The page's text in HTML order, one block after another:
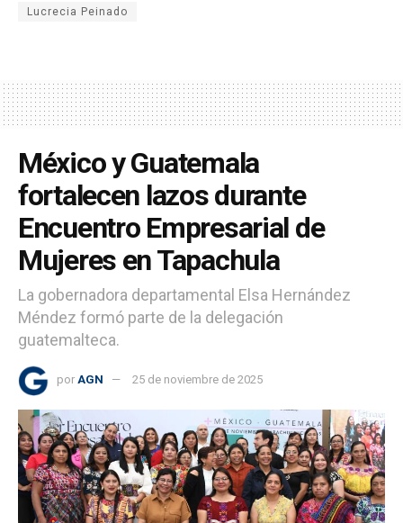
Lucrecia Peinado
México y Guatemala
fortalecen lazos durante
Encuentro Empresarial de
Mujeres en Tapachula
La gobernadora departamental Elsa Hernández
Méndez formó parte de la delegación
guatemalteca.
por AGN 25 de noviembre de 2025